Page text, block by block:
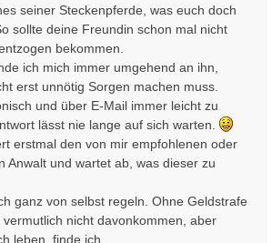
seiner Steckenpferde, was euch doch
sollte deine Freundin schon mal nicht
bekommen.
ich mich immer umgehend an ihn,
erst unnötig Sorgen machen muss.
und über E-Mail immer leicht zu
lässt nie lange auf sich warten.
erstmal den von mir empfohlenen oder
Anwalt und wartet ab, was dieser zu
ganz von selbst regeln. Ohne Geldstrafe
nicht davonkommen, aber
leben, finde ich.